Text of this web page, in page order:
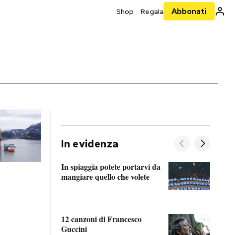
Shop Regala Abbonati
In evidenza
In spiaggia potete portarvi da
mangiare quello che volete
12 canzoni di Francesco
Guccini